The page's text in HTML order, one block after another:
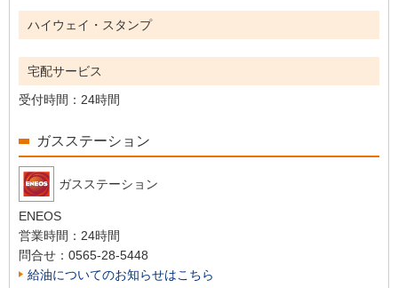
ハイウェイ・スタンプ
宅配サービス
受付時間： 24時間
ガスステーション
ガスステーション
ENEOS
営業時間： 24時間
問合せ： 0565-28-5448
給油についてのお知らせはこちら